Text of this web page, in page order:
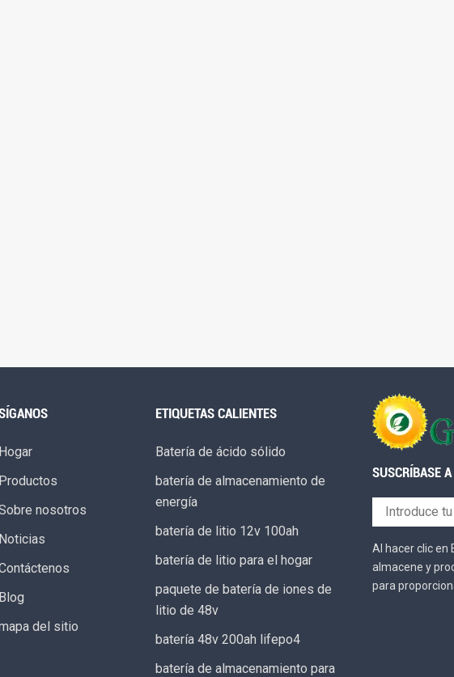
Hogar
Productos
nosotros
Noticias
Blog
del sitio
ETIQUETAS CALIENTES
Batería de ácido sólido
batería de almacenamiento de
energía
batería de litio 12v 100ah
batería de litio para el hogar
paquete de batería de iones de
litio de 48v
batería 48v 200ah lifepo4
batería de almacenamiento para
SUSCRÍBASE
Al hacer clic en
almacene y
para